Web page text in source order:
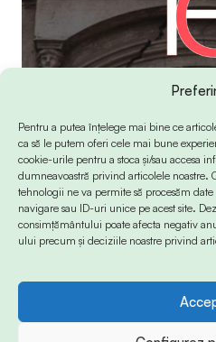
Pentru a putea înțelege mai bine ce
ca să le putem oferi cele mai bune
cookie-urile pentru a stoca și/sau accesa
dumneavoastră privind articolele noastre.
tehnologii ne va permite să procesăm
navigare sau ID-uri unice pe acest site.
consimțământului poate afecta negativ
ului precum și deciziile noastre privind
© 2024 Info-